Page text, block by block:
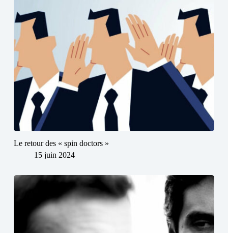
Le retour des « spin doctors »
15 juin 2024